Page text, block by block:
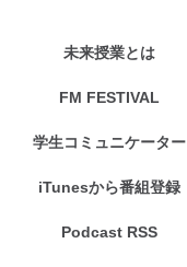
未来授業とは
FM FESTIVAL
学生コミュニケーター
iTunesから番組登録
Podcast RSS